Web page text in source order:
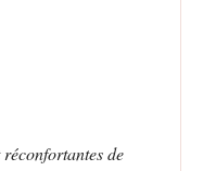
réconfortantes de